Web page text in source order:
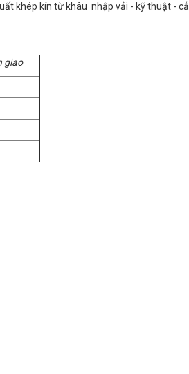
khép kín từ khâu nhập vải - kỹ thuật -
giao